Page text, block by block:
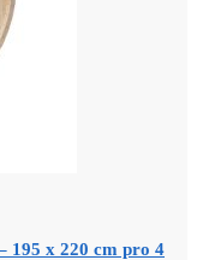
195 x 220 cm pro 4